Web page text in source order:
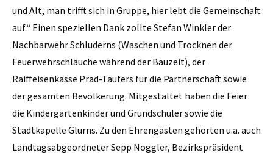
und Alt, man trifft sich in Gruppe, hier lebt die Gemeinschaft
auf.“ Einen speziellen Dank zollte Stefan Winkler der
Nachbarwehr Schluderns (Waschen und Trocknen der
Feuerwehrschläuche während der Bauzeit), der
Raiffeisenkasse Prad-Taufers für die Partnerschaft sowie
der gesamten Bevölkerung. Mitgestaltet haben die Feier
die Kindergartenkinder und Grundschüler sowie die
Stadtkapelle Glurns. Zu den Ehrengästen gehörten u.a. auch
Landtagsabgeordneter Sepp Noggler, Bezirkspräsident